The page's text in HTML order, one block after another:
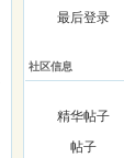
最后登录
社区信息
精华帖子
帖子